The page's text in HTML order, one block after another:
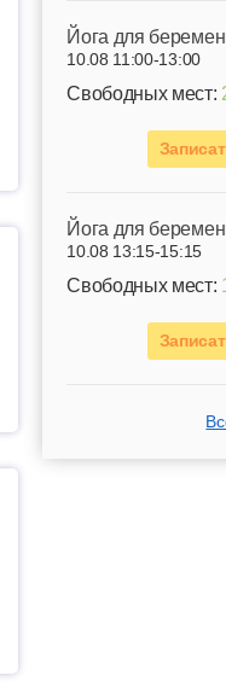
Йога для
10.08 11:00-13:00
Свободных мест:
Йога для
10.08 13:15-15:15
Свободных мест: